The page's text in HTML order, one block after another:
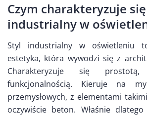
Czym charakteryzuje
industrialny w
Styl industrialny w oświetleniu
estetyka, która wywodzi się z
Charakteryzuje się
funkcjonalnością. Kieruje na
przemysłowych, z elementami
oczywiście beton. Właśnie